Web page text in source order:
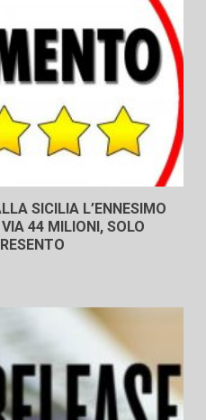
SICILIA L’ENNESIMO
44 MILIONI, SOLO